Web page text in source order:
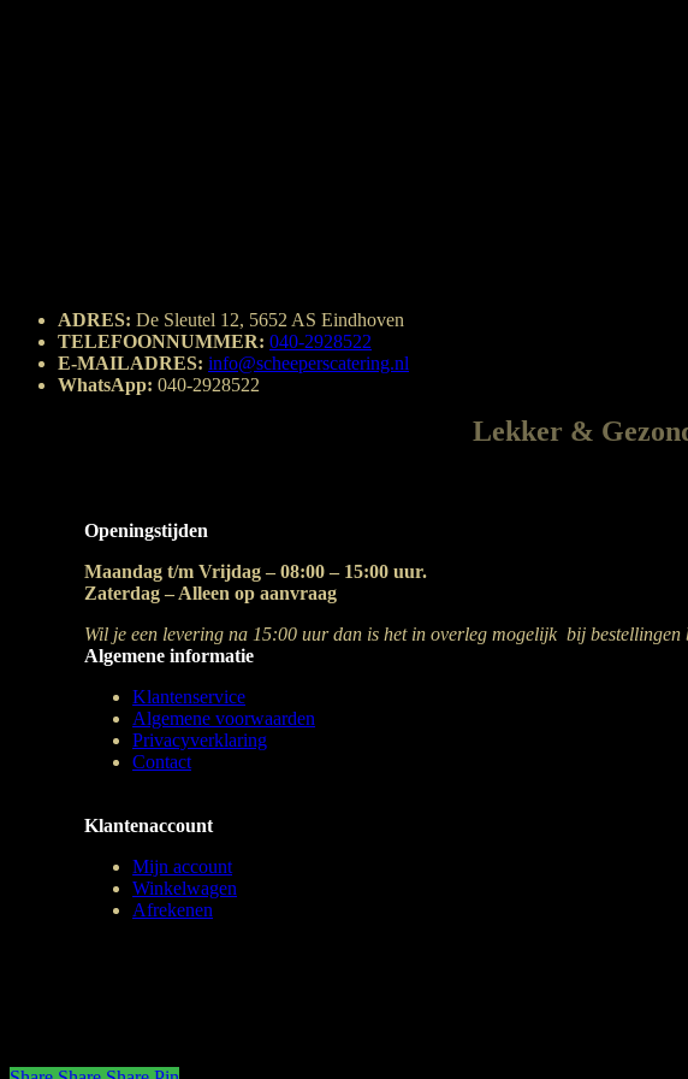
ADRES: De Sleutel 12, 5652 AS Eindhoven
TELEFOONNUMMER: 040-2928522
E-MAILADRES: info@scheeperscatering.nl
WhatsApp: 040-2928522
Lekker &
Openingstijden
Maandag t/m Vrijdag – 08:00 – 15:00 uur.
Zaterdag – Alleen op aanvraag
Wil je een levering na 15:00 uur dan is het in overleg mogelijk bij bestellingen
Algemene informatie
Klantenservice
Algemene voorwaarden
Privacyverklaring
Contact
Klantenaccount
Mijn account
Winkelwagen
Afrekenen